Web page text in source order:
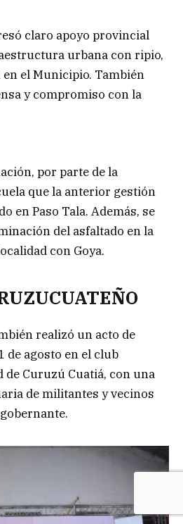
claro apoyo provincial
urbana con ripio,
el Municipio. También
y compromiso con la
por parte de la
que la anterior gestión
en Paso Tala. Además, se
del asfaltado en la
con Goya.
realizó un acto de
de agosto en el club
de Curuzú Cuatiá, con una
de militantes y vecinos